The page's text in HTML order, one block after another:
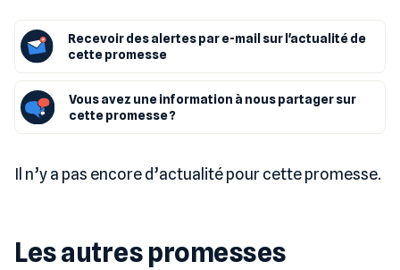
Recevoir des alertes par e-mail sur l'actualité de
cette promesse
Vous avez une information à nous partager sur
cette promesse ?
Il n’y a pas encore d’actualité pour cette promesse.
Les autres promesses